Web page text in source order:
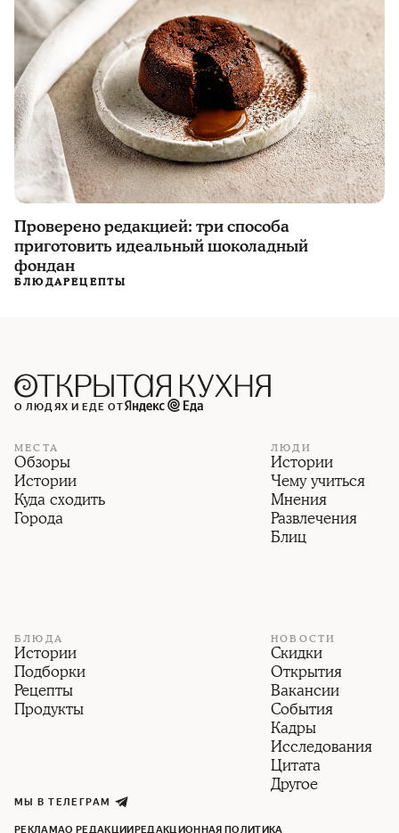
Проверено редакцией: три способа
приготовить идеальный шоколадный
фондан
БЛЮДАРЕЦЕПТЫ
О ЛЮДЯХ И ЕДЕ ОТ
МЕСТА
Обзоры
Истории
Куда сходить
Города
ЛЮДИ
Истории
Чему учиться
Мнения
Развлечения
Блиц
БЛЮДА
Истории
Подборки
Рецепты
Продукты
НОВОСТИ
Скидки
Открытия
Вакансии
События
Кадры
Исследования
Цитата
Другое
МЫ В ТЕЛЕГРАМ
РЕКЛАМАО РЕДАКЦИИРЕДАКЦИОННАЯ ПОЛИТИКА